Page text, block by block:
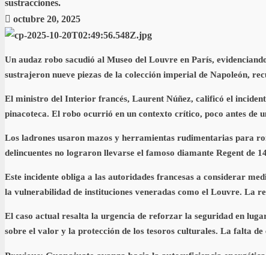
sustracciones.
octubre 20, 2025
Un audaz robo sacudió al Museo del Louvre en París,
sustrajeron nueve piezas de la colección imperial de Napoleón,
El ministro del Interior francés, Laurent Núñez, calificó el
pinacoteca. El robo ocurrió en un contexto crítico, poco antes
Los ladrones usaron mazos y herramientas rudimentarias para
delincuentes no lograron llevarse el famoso diamante Regent de
Este incidente obliga a las autoridades francesas a considerar
la vulnerabilidad de instituciones veneradas como el Louvre. La
El caso actual resalta la urgencia de reforzar la seguridad en
sobre el valor y la protección de los tesoros culturales. La falta